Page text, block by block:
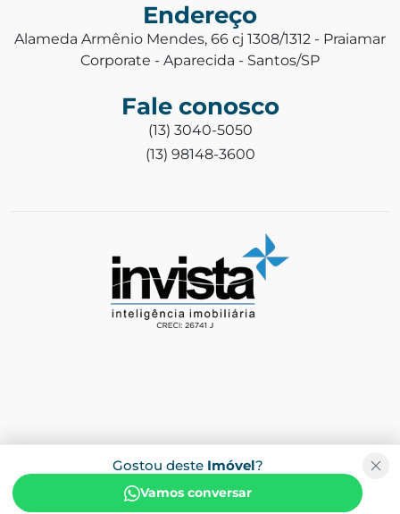
Gostou deste Imóvel?
Vamos conversar
Endereço
Alameda Armênio Mendes, 66 cj 1308/1312 - Praiamar
Corporate - Aparecida - Santos/SP
Fale conosco
(13) 3040-5050
(13) 98148-3600